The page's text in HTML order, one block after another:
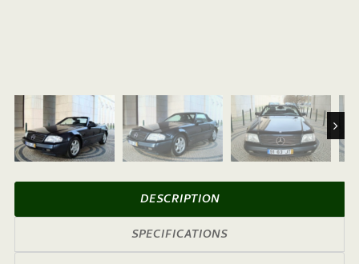
Next
DESCRIPTION
SPECIFICATIONS